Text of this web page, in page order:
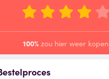
100% zou hier weer kopen